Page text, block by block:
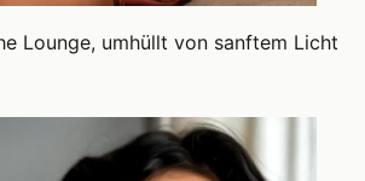
Lounge, umhüllt von sanftem Licht